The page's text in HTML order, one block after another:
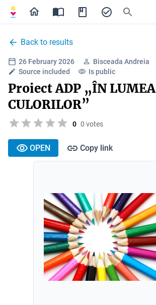
Back to results
26 February 2026
Bisceada Andreia
Source included
Is public
Proiect ADP „ÎN LUMEA
CULORILOR”
0 0 votes
OPEN Copy link